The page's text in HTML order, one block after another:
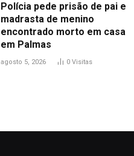
Polícia pede prisão de pai e
madrasta de menino
encontrado morto em casa
em Palmas
agosto 5, 2026 0 Visitas